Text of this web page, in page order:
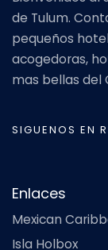
de Tulum.
pequeños
acogedoras,
mas bellas del
SIGUENOS EN
Enlaces
Mexican
Isla Holbox